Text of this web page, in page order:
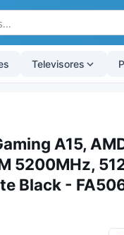
Televisores
A15,
5200MHz,
Black -